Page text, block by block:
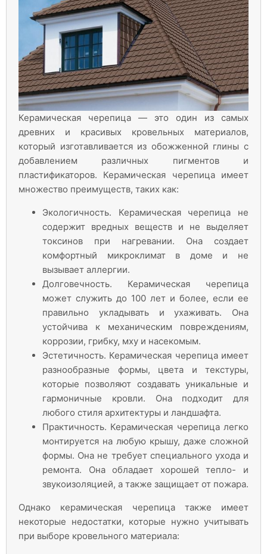
Керамическая черепица — это один из самых
древних и красивых кровельных материалов,
который изготавливается из обожженной глины с
добавлением различных пигментов и
пластификаторов. Керамическая черепица имеет
множество преимуществ, таких как:
Экологичность. Керамическая черепица не
содержит вредных веществ и не выделяет
токсинов при нагревании. Она создает
комфортный микроклимат в доме и не
вызывает аллергии.
Долговечность. Керамическая черепица
может служить до 100 лет и более, если ее
правильно укладывать и ухаживать. Она
устойчива к механическим повреждениям,
коррозии, грибку, мху и насекомым.
Эстетичность. Керамическая черепица имеет
разнообразные формы, цвета и текстуры,
которые позволяют создавать уникальные и
гармоничные кровли. Она подходит для
любого стиля архитектуры и ландшафта.
Практичность. Керамическая черепица легко
монтируется на любую крышу, даже сложной
формы. Она не требует специального ухода и
ремонта. Она обладает хорошей тепло- и
звукоизоляцией, а также защищает от пожара.
Однако керамическая черепица также имеет
некоторые недостатки, которые нужно учитывать
при выборе кровельного материала: